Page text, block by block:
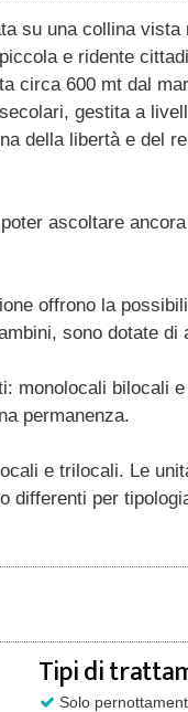
su una collina vista
e ridente
circa 600 mt dal
gestita a
della libertà e del
ascoltare
offrono la
sono dotate di
monolocali bilocali
permanenza.
e trilocali. Le
differenti per
Tipi di
Solo